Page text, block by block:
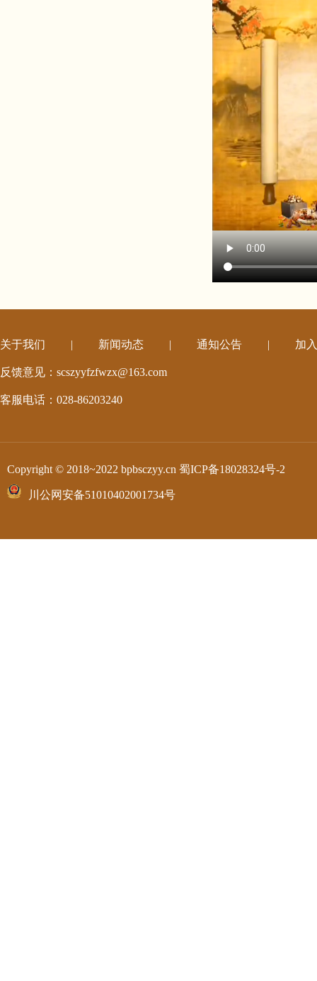
关于我们 | 新闻动态 | 通知公告 | 加
反馈意见：scszyyfzfwzx@163.com
客服电话：028-86203240
Copyright © 2018~2022 bpbsczyy.cn 蜀ICP备18028324号-2
川公网安备51010402001734号